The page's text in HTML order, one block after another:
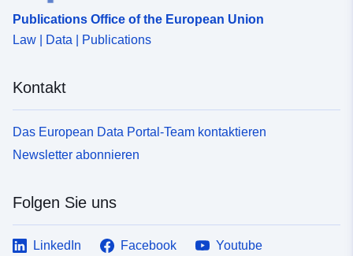
Publications Office of the European Union
Law | Data | Publications
Kontakt
Das European Data Portal-Team kontaktieren
Newsletter abonnieren
Folgen Sie uns
LinkedIn Facebook
Youtube